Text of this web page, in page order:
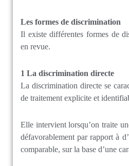
Les formes de discrimination
Il existe différentes formes de
en revue.
1 La discrimination directe
La discrimination directe se
de traitement explicite et
Elle intervient lorsqu’on traite
défavorablement par rapport à
comparable, sur la base d’une